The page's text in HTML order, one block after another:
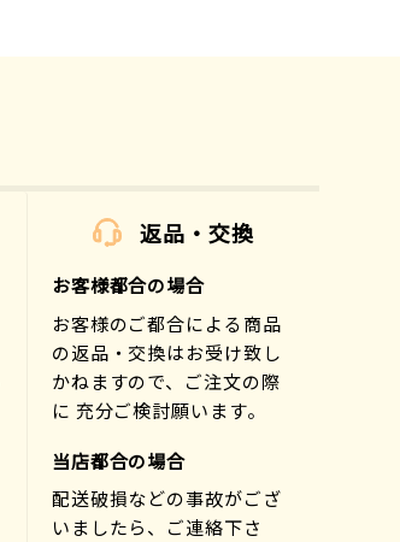
返品・交換
お客様都合の場合
お客様のご都合による商品
の返品・交換はお受け致し
かねますので、ご注文の際
に 充分ご検討願います。
当店都合の場合
配送破損などの事故がござ
いましたら、ご連絡下さ